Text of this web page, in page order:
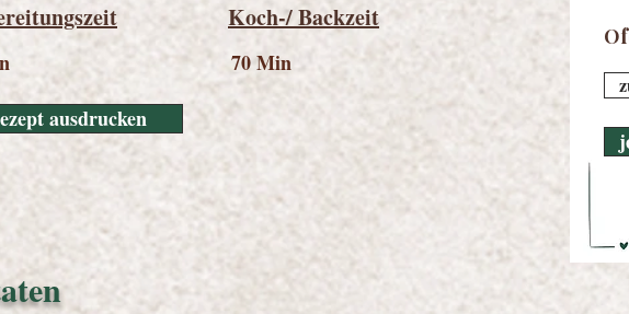
Koch-/ Backzeit
70 Min
ausdrucken